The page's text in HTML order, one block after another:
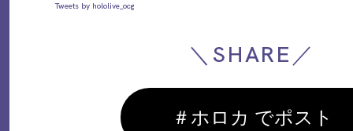
Tweets by hololive_ocg
＼SHARE／
＃ホロカ でポスト